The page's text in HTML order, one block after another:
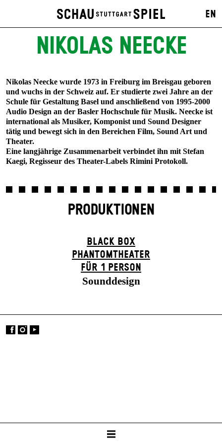
EN
NIKOLAS NEECKE
Nikolas Neecke wurde 1973 in Freiburg im Breisgau geboren
und wuchs in der Schweiz auf. Er studierte zwei Jahre an der
Schule für Gestaltung Basel und anschließend von 1995-2000
Audio Design an der Basler Hochschule für Musik. Neecke ist
international als Musiker, Komponist und Sound Designer
tätig und bewegt sich in den Bereichen Film, Sound Art und
Theater.
Eine langjährige Zusammenarbeit verbindet ihn mit Stefan
Kaegi, Regisseur des Theater-Labels Rimini Protokoll.
PRODUKTIONEN
BLACK BOX
PHANTOM­THEATER
FÜR 1 PERSON
Sounddesign